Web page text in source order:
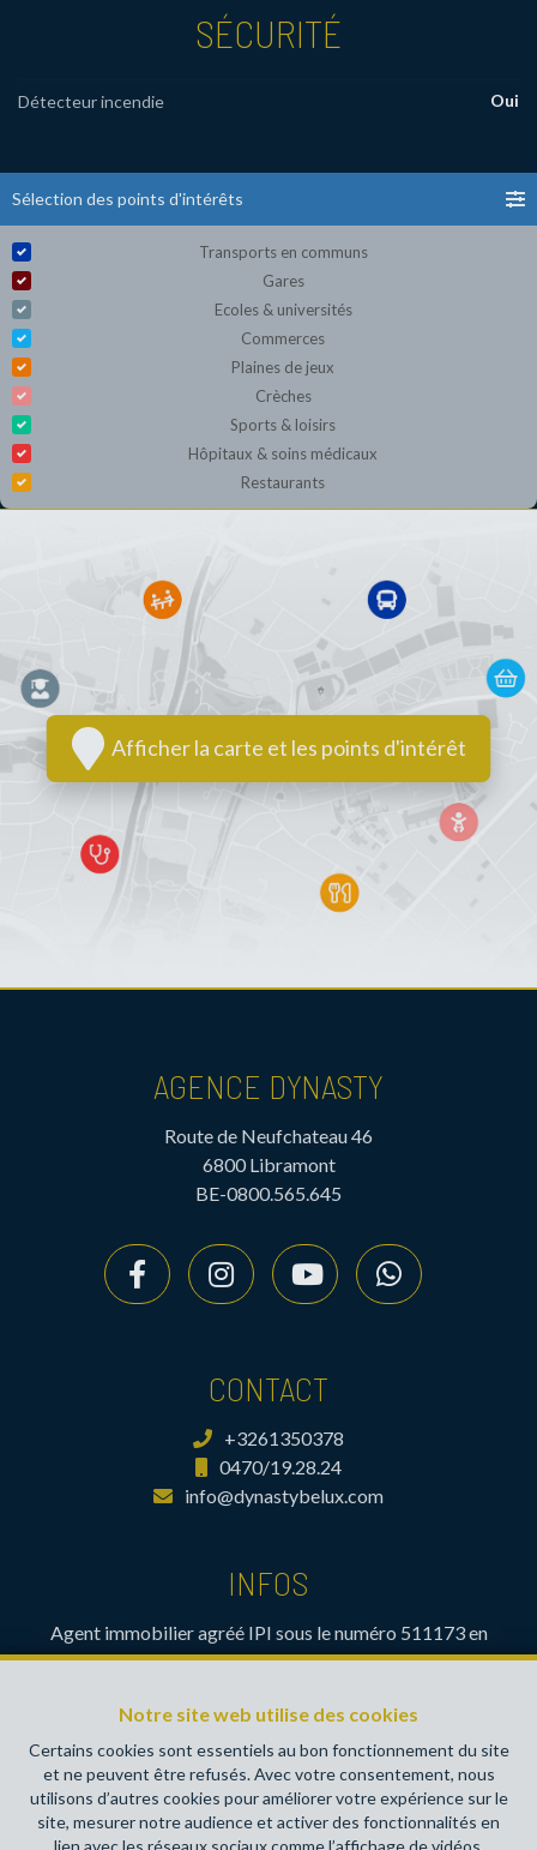
SÉCURITÉ
Détecteur incendie Oui
Sélection des points d'intérêts
Transports en communs
Gares
Ecoles & universités
Commerces
Plaines de jeux
Crèches
Sports & loisirs
Hôpitaux & soins médicaux
Restaurants
Afficher la carte et les points d'intérêt
Notre site web utilise des cookies
Certains cookies sont essentiels au bon fonctionnement du site
et ne peuvent être refusés. Avec votre consentement, nous
utilisons d’autres cookies pour améliorer votre expérience sur le
site, mesurer notre audience et activer des fonctionnalités en
lien avec les réseaux sociaux comme l’affichage de vidéos.
AGENCE DYNASTY
Route de Neufchateau 46
6800 Libramont
BE-0800.565.645
CONTACT
+3261350378
0470/19.28.24
info@dynastybelux.com
INFOS
Agent immobilier agréé IPI sous le numéro 511173 en
Belgique- Instance de contrôle: Institut professionnel des
(+32 2 505 38 50 - info@ipi.be) - Soumis au
déontologique de l’ IPI
RC professionnelle et cautionnement via AXA Belgium SA,
Place du Trône 1, 1000 Bruxelles – police n° 730390160.
Couverture valable pour les activités réalisées en Belgique